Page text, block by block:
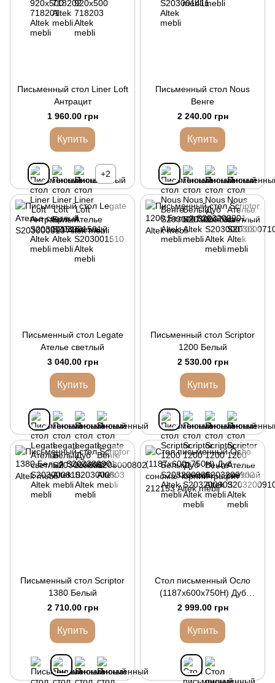
Письменный стол Liner Loft
Антрацит
1 960.00 грн
Купить
+2
Письменный стол Nous
Венге
2 240.00 грн
Купить
Письменный стол Legate
Ателье светлый
3 040.00 грн
Купить
Письменный стол Scriptor
1200 Белый
2 530.00 грн
Купить
Письменный стол Scriptor
1380 Белый
2 710.00 грн
Купить
Стол письменный Осло
(1187х600х750Н) Дуб
сонома/Чорний графит
2 999.00 грн
Купить